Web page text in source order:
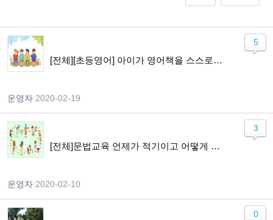
[전체][초등영어] 아이가 영어책을 스스로 읽기까지
운영자 2020-02-19
5
[전체]문법교육 언제가 적기이고 어떻게 가르쳐야 하나요?
운영자 2020-02-10
3
0